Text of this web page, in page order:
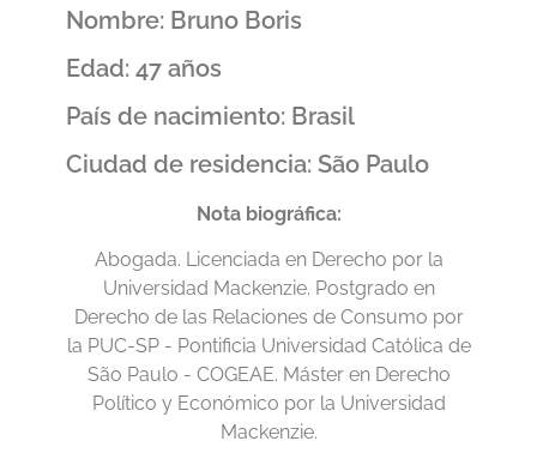
Nombre: Bruno Boris
Edad: 47 años
País de nacimiento: Brasil
Ciudad de residencia: São Paulo
Nota biográfica:
Abogada. Licenciada en Derecho por la
Universidad Mackenzie. Postgrado en
Derecho de las Relaciones de Consumo por
la PUC-SP - Pontificia Universidad Católica de
São Paulo - COGEAE. Máster en Derecho
Político y Económico por la Universidad
Mackenzie.